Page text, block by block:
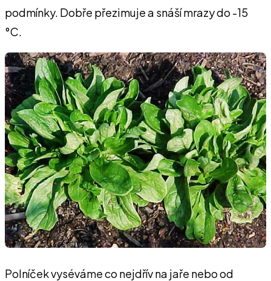
podmínky. Dobře přezimuje a snáší mrazy do -15
°C.
Polníček vyséváme co nejdřív na jaře nebo od